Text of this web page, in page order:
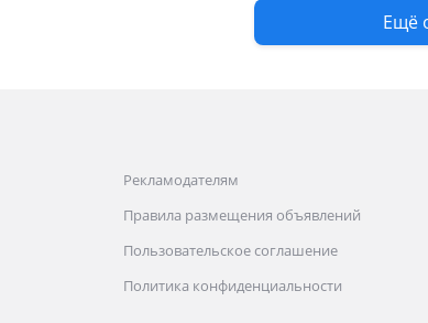
Ещё
Рекламодателям
Правила размещения объявлений
Пользовательское соглашение
Политика конфиденциальности